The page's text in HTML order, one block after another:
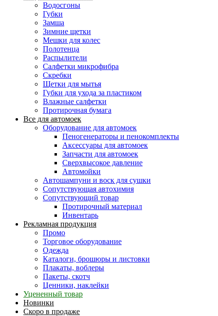
Водосгоны
Губки
Замша
Зимние щетки
Мешки для колес
Полотенца
Распылители
Салфетки микрофибра
Скребки
Щетки для мытья
Губки для ухода за пластиком
Влажные салфетки
Протирочная бумага
Все для автомоек
Оборудование для автомоек
Пеногенераторы и пенокомплекты
Аксессуары для автомоек
Запчасти для автомоек
Сверхвысокое давление
Автомойки
Автошампуни и воск для сушки
Сопутствующая автохимия
Сопутствующий товар
Протирочный материал
Инвентарь
Рекламная продукция
Промо
Торговое оборудование
Одежда
Каталоги, брошюры и листовки
Плакаты, воблеры
Пакеты, скотч
Ценники, наклейки
Уцененный товар
Новинки
Скоро в продаже